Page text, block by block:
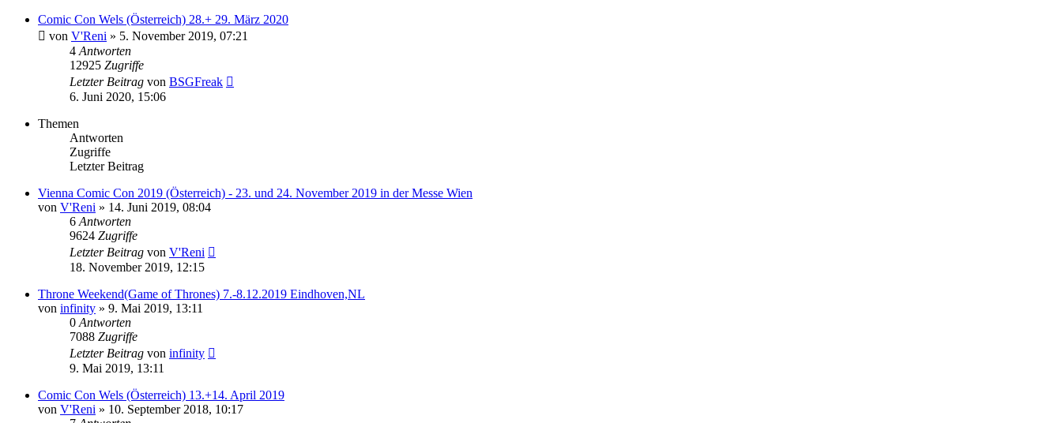
Comic Con Wels (Österreich) 28.+ 29. März 2020
von V'Reni » 5. November 2019, 07:21
4 Antworten
12925 Zugriffe
Letzter Beitrag von BSGFreak
6. Juni 2020, 15:06
Themen
Antworten
Zugriffe
Letzter Beitrag
Vienna Comic Con 2019 (Österreich) - 23. und 24. November 2019 in der Messe Wien
von V'Reni » 14. Juni 2019, 08:04
6 Antworten
9624 Zugriffe
Letzter Beitrag von V'Reni
18. November 2019, 12:15
Throne Weekend(Game of Thrones) 7.-8.12.2019 Eindhoven,NL
von infinity » 9. Mai 2019, 13:11
0 Antworten
7088 Zugriffe
Letzter Beitrag von infinity
9. Mai 2019, 13:11
Comic Con Wels (Österreich) 13.+14. April 2019
von V'Reni » 10. September 2018, 10:17